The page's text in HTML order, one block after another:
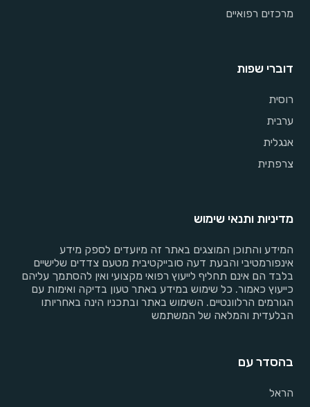
מרכזים רפואיים
דוברי שפות
רוסית
ערבית
אנגלית
צרפתית
מדיניות ותנאי שימוש
המידע והתוכן המוצגים באתר זה מיועדים לספק מידע
אינפורמטיבי והבעת דעה סובייקטיבית מטעם צדדים שלישיים
בלבד הם אינם תחליף לייעוץ רפואי מקצועי ואין להסתמך עליהם
כייעוץ כאמור. כל שימוש במידע באתר טעון בדיקה ואימות עם
הגורמים הרלוונטיים. השימוש באתר ובתכניו הינה באחריותו
הבלעדית והמלאה של המשתמש
בהסדר עם
הראל